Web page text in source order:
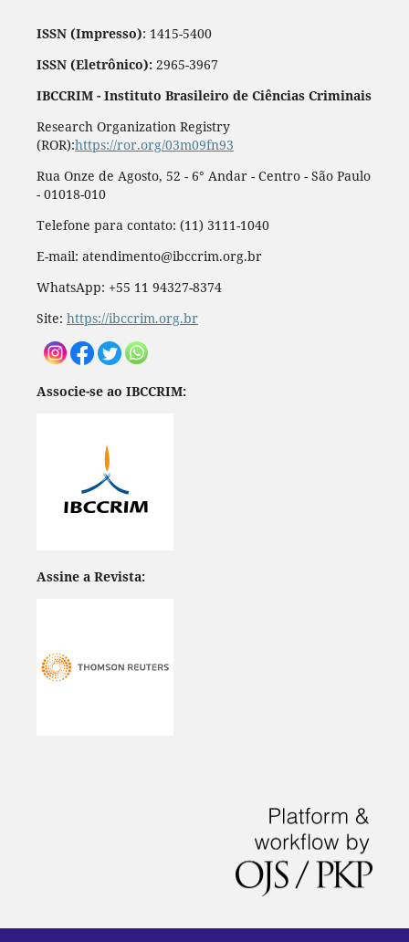
ISSN (Impresso): 1415-5400
ISSN (Eletrônico): 2965-3967
IBCCRIM - Instituto Brasileiro de Ciências Criminais
Research Organization Registry
(ROR):https://ror.org/03m09fn93
Rua Onze de Agosto, 52 - 6° Andar - Centro - São Paulo
- 01018-010
Telefone para contato: (11) 3111-1040
E-mail: atendimento@ibccrim.org.br
WhatsApp: +55 11 94327-8374
Site: https://ibccrim.org.br
Associe-se ao IBCCRIM:
Assine a Revista: